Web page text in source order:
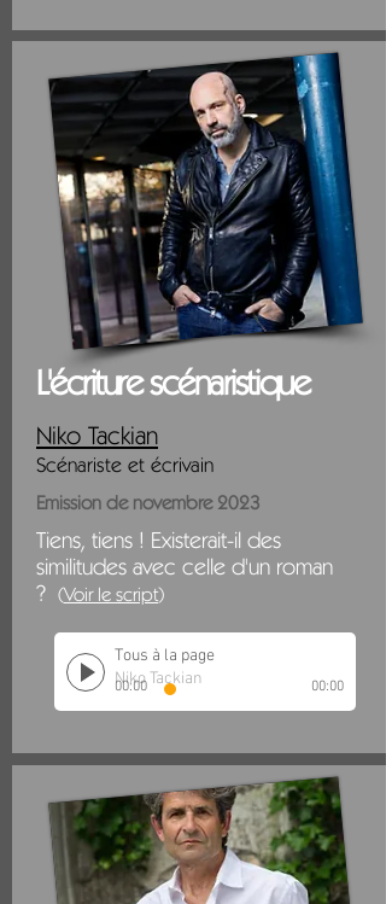
L'écriture scénaristique
Niko Tackian
Scénariste et écrivain
Emission de novembre 2023
Tiens, tiens ! Existerait-il des
similitudes avec celle d'un roman
? (Voir le script)
Tous à la page
Niko Tackian
00:00 00:00